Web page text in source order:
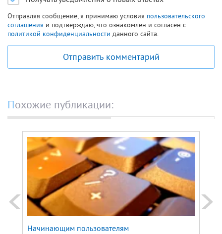
Отправляя сообщение, я принимаю условия пользовательского
соглашения и подтверждаю, что ознакомлен и согласен с
политикой конфиденциальности данного сайта.
Отправить комментарий
Похожие публикации:
Начинающим пользователям